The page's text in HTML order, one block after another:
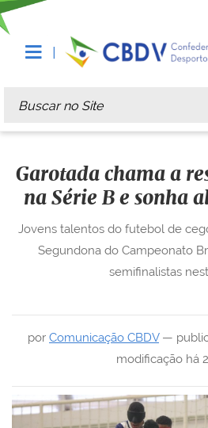
Busca
Busca Avançada…
Garotada chama a
na Série B e sonha
por Comunicação CBDV—
modificação há
Jovens talentos do futebol de
Segundona do Campeonato
semifinalistas